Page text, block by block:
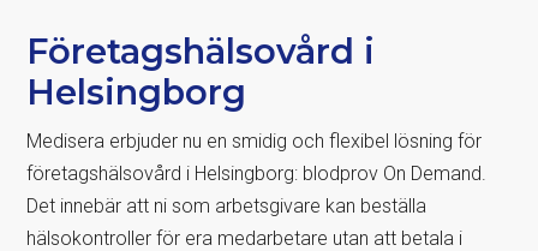
Företagshälsovård i
Helsingborg
Medisera erbjuder nu en smidig och flexibel lösning för
företagshälsovård i Helsingborg: blodprov On Demand.
Det innebär att ni som arbetsgivare kan beställa
hälsokontroller för era medarbetare utan att betala i